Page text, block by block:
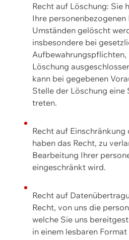
Recht auf Löschung: Sie
Ihre
Umständen gelöscht
insbesondere bei
Aufbewahrungspflichten,
Löschung
kann bei gegebenen
Stelle der Löschung eine
treten.
Recht auf
haben das Recht, zu
Bearbeitung Ihrer
eingeschränkt wird.
Recht auf
Recht, von uns die
welche Sie uns
in einem lesbaren